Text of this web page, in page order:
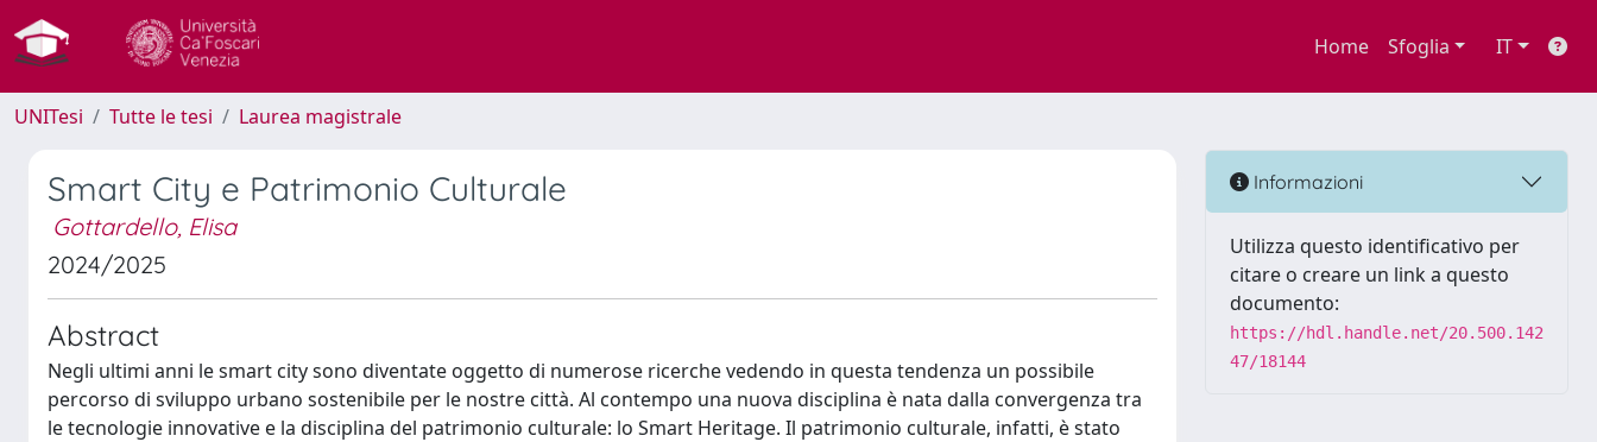
Home Sfoglia IT
UNITesi Tutte le tesi Laurea magistrale
Smart City e Patrimonio Culturale
Gottardello, Elisa
2024/2025
Abstract
Negli ultimi anni le smart city sono diventate oggetto di numerose ricerche vedendo in questa tendenza un possibile
percorso di sviluppo urbano sostenibile per le nostre città. Al contempo una nuova disciplina è nata dalla convergenza tra
le tecnologie innovative e la disciplina del patrimonio culturale: lo Smart Heritage. Il patrimonio culturale, infatti, è stato
Informazioni
Utilizza questo identificativo per
citare o creare un link a questo
documento:
https://hdl.handle.net/20.500.142
47/18144